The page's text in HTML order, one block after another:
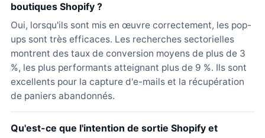
boutiques Shopify ?
Oui, lorsqu'ils sont mis en œuvre correctement, les pop-
ups sont très efficaces. Les recherches sectorielles
montrent des taux de conversion moyens de plus de 3
%, les plus performants atteignant plus de 9 %. Ils sont
excellents pour la capture d'e-mails et la récupération
de paniers abandonnés.
Qu'est-ce que l'intention de sortie Shopify et